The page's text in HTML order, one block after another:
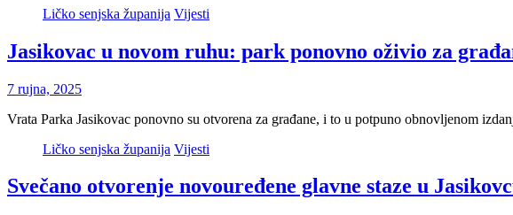
Ličko senjska županija Vijesti
Jasikovac u novom ruhu: park ponovno oživio za
7 rujna, 2025
Vrata Parka Jasikovac ponovno su otvorena za građane, i to u potpuno obnovljenom
Ličko senjska županija Vijesti
Svečano otvorenje novouređene glavne staze u